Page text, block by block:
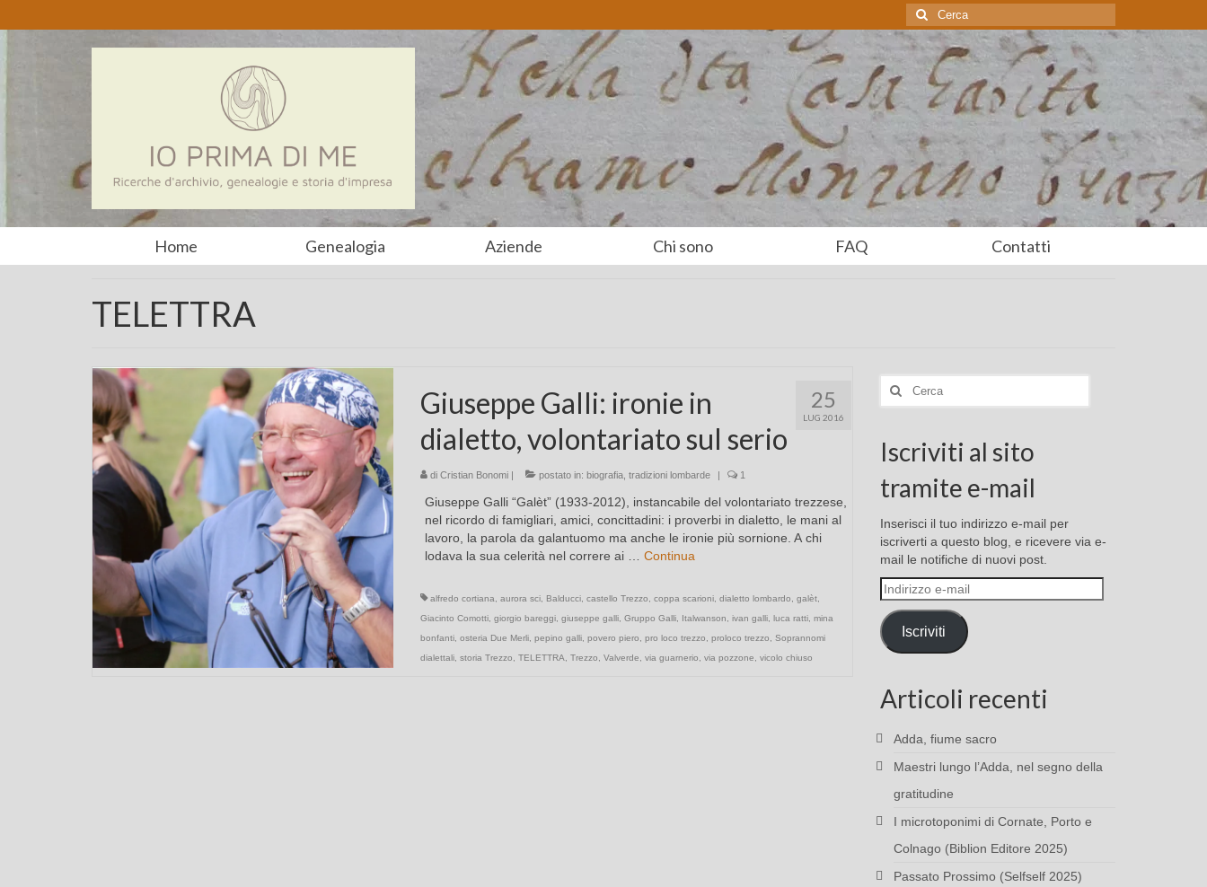
Cerca:
Home Genealogia Aziende Chi sono FAQ Contatti
TELETTRA
25
LUG 2016
Giuseppe Galli: ironie in
dialetto, volontariato sul serio
di Cristian Bonomi| postato in: biografia, tradizioni lombarde | 1
Giuseppe Galli “Galèt” (1933-2012), instancabile del volontariato trezzese,
nel ricordo di famigliari, amici, concittadini: i proverbi in dialetto, le mani al
lavoro, la parola da galantuomo ma anche le ironie più sornione. A chi
lodava la sua celerità nel correre ai … Continua
alfredo cortiana aurora sci, Balducci, castello Trezzo coppa scarioni, dialetto lombardo galèt,
Giacinto Comotti, giorgio bareggi, giuseppe galli, Gruppo Galli, Italwanson ivan galli, luca ratti, mina
bonfanti, osteria Due Merli, pepino galli, povero piero pro loco trezzo proloco trezzo
Soprannomi
dialettali, storia Trezzo TELETTRA Trezzo Valverde via guarnerio via pozzone vicolo chiuso
Cerca:
Iscriviti al sito
tramite e-mail
Inserisci il tuo indirizzo e-mail per
iscriverti a questo blog, e ricevere via e-
mail le notifiche di nuovi post.
Indirizzo
e-
mail
Iscriviti
Articoli recenti
Adda, fiume sacro
Maestri lungo l’Adda, nel segno della
gratitudine
I microtoponimi di Cornate, Porto e
Colnago (Biblion Editore 2025)
Passato Prossimo (Selfself 2025)